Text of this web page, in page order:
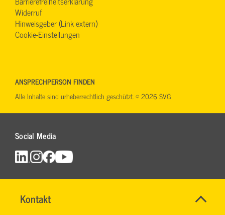
Kontakt
TEAM
Name*
Widerruf
Hinweisgeber (Link extern)
Cookie-Einstellungen
Social Media
ANSPRECHPERSON FINDEN
Alle Inhalte sind urheberrechtlich geschützt. © 2026 SVG